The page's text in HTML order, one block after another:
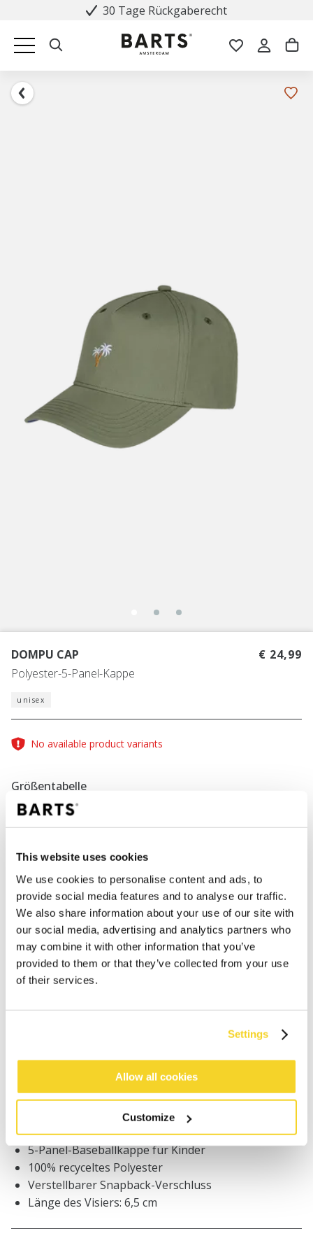
This website uses cookies
We use cookies to personalise content and ads, to
provide social media features and to analyse our traffic.
We also share information about your use of our site with
our social media, advertising and analytics partners who
may combine it with other information that you’ve
provided to them or that they’ve collected from your use
of their services.
Settings
Allow all cookies
Customize
30 Tage Rückgaberecht
DOMPU CAP
Polyester-5-Panel-Kappe
€ 24,99
unisex
No available product variants
Größentabelle
FARBEkhaki
IN DEN WARENKORB
Bestellungen, die vor 12 Uhr MEZ (Montag bis
Tag versandt
Kostenlose Lieferung für Bestellungen über 50€
30 Tage Rückgaberecht
5-Panel-Baseballkappe für Kinder
100% recyceltes Polyester
Verstellbarer Snapback-Verschluss
Länge des Visiers: 6,5 cm